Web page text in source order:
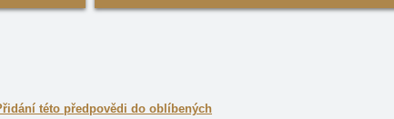
této předpovědi do oblíbených